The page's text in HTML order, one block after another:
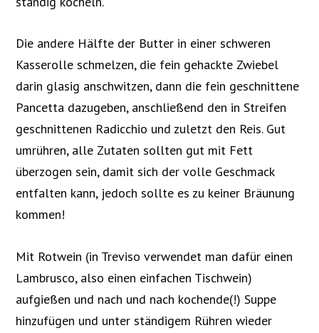
Die andere Hälfte der Butter in einer schweren
Kasserolle schmelzen, die fein gehackte Zwiebel
darin glasig anschwitzen, dann die fein geschnittene
Pancetta dazugeben, anschließend den in Streifen
geschnittenen Radicchio und zuletzt den Reis. Gut
umrühren, alle Zutaten sollten gut mit Fett
überzogen sein, damit sich der volle Geschmack
entfalten kann, jedoch sollte es zu keiner Bräunung
kommen!
Mit Rotwein (in Treviso verwendet man dafür einen
Lambrusco, also einen einfachen Tischwein)
aufgießen und nach und nach kochende(!) Suppe
hinzufügen und unter ständigem Rühren wieder